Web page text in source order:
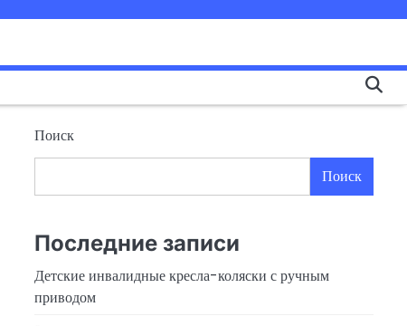
Поиск
Поиск
Последние записи
Детские инвалидные кресла-коляски с ручным
приводом